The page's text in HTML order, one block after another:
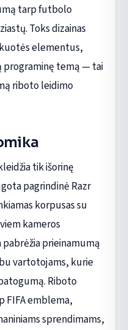
tarp futbolo
Toks dizainas
elementus,
programinę temą — tai
riboto leidimo
tik išorinę
pagrindinė Razr
korpusas su
kameros
prieinamumą
vartotojams, kurie
Riboto
FIFA emblema,
sprendimams,